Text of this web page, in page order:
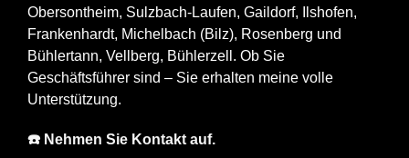
Obersontheim, Sulzbach-Laufen, Gaildorf, Ilshofen,
Frankenhardt, Michelbach (Bilz), Rosenberg und
Bühlertann, Vellberg, Bühlerzell. Ob Sie
Geschäftsführer sind – Sie erhalten meine volle
Unterstützung.
☎️ Nehmen Sie Kontakt auf.